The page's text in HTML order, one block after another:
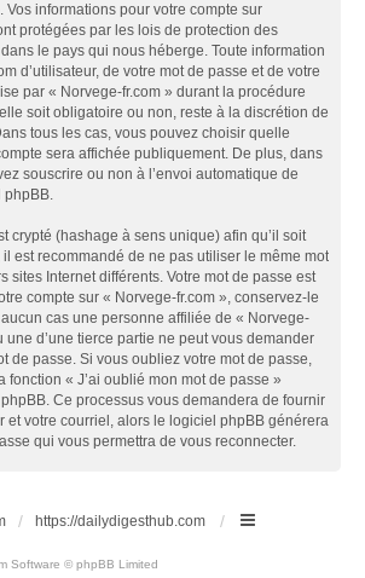
Vos informations pour votre compte sur
protégées par les lois de protection des
le pays qui nous héberge. Toute information
d’utilisateur, de votre mot de passe et de votre
par « Norvege-fr.com » durant la procédure
soit obligatoire ou non, reste à la discrétion de
tous les cas, vous pouvez choisir quelle
sera affichée publiquement. De plus, dans
souscrire ou non à l’envoi automatique de
phpBB.
crypté (hashage à sens unique) afin qu’il soit
est recommandé de ne pas utiliser le même mot
sites Internet différents. Votre mot de passe est
compte sur « Norvege-fr.com », conservez-le
cas une personne affiliée de « Norvege-
une d’une tierce partie ne peut vous demander
de passe. Si vous oubliez votre mot de passe,
fonction « J’ai oublié mon mot de passe »
Ce processus vous demandera de fournir
et votre courriel, alors le logiciel phpBB générera
qui vous permettra de vous reconnecter.
https://dailydigesthub.com
Software © phpBB Limited